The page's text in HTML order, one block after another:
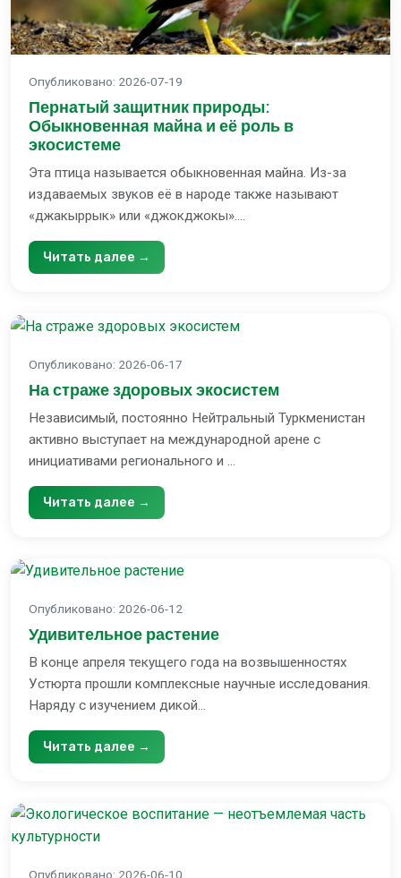
Опубликовано: 2026-07-19
Пернатый защитник природы:
Обыкновенная майна и её роль в
экосистеме
Эта птица называется обыкновенная майна. Из-за
издаваемых звуков её в народе также называют
«джакыррык» или «джокджокы»....
Читать далее →
Опубликовано: 2026-06-17
На страже здоровых экосистем
Независимый, постоянно Нейтральный Туркменистан
активно выступает на международной арене с
инициативами регионального и ...
Читать далее →
Опубликовано: 2026-06-12
Удивительное растение
В конце апреля текущего года на возвышенностях
Устюрта прошли комплексные научные исследования.
Наряду с изучением дикой...
Читать далее →
Опубликовано: 2026-06-10